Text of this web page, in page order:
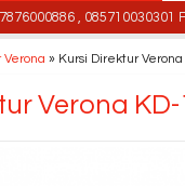
, 085710030301 Fax :
Verona » Kursi Direktur
Verona KD-